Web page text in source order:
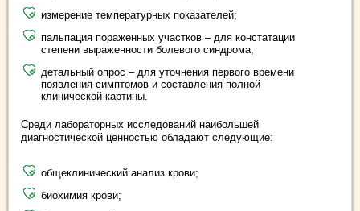
измерение температурных показателей;
пальпация пораженных участков – для констатации
степени выраженности болевого синдрома;
детальный опрос – для уточнения первого времени
появления симптомов и составления полной
клинической картины.
Среди лабораторных исследований наибольшей
диагностической ценностью обладают следующие:
общеклинический анализ крови;
биохимия крови;